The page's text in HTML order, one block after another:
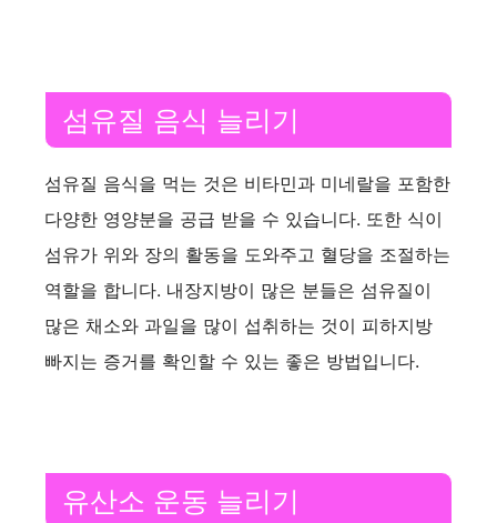
섬유질 음식 늘리기
섬유질 음식을 먹는 것은 비타민과 미네랄을 포함한
다양한 영양분을 공급 받을 수 있습니다. 또한 식이
섬유가 위와 장의 활동을 도와주고 혈당을 조절하는
역할을 합니다. 내장지방이 많은 분들은 섬유질이
많은 채소와 과일을 많이 섭취하는 것이 피하지방
빠지는 증거를 확인할 수 있는 좋은 방법입니다.
유산소 운동 늘리기